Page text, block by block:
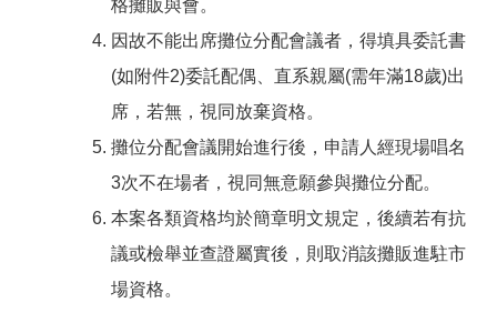
格攤販與會。
因故不能出席攤位分配會議者，得填具委託書
(如附件2)委託配偶、直系親屬(需年滿18歲)出
席，若無，視同放棄資格。
攤位分配會議開始進行後，申請人經現場唱名
3次不在場者，視同無意願參與攤位分配。
本案各類資格均於簡章明文規定，後續若有抗
議或檢舉並查證屬實後，則取消該攤販進駐市
場資格。